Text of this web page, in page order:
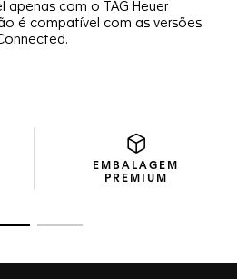
apenas com o TAG Heuer
é compatível com as versões
EMBALAGEM
PREMIUM